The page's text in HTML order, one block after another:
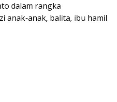
dalam rangka
anak-anak, balita, ibu hamil